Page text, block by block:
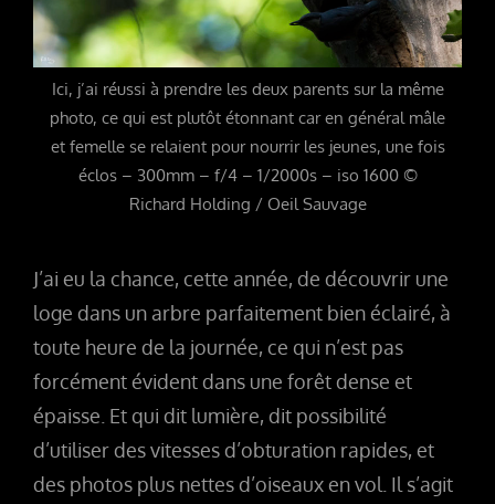
Ici, j’ai réussi à prendre les deux parents sur la même
photo, ce qui est plutôt étonnant car en général mâle
et femelle se relaient pour nourrir les jeunes, une fois
éclos – 300mm – f/4 – 1/2000s – iso 1600 ©
Richard Holding / Oeil Sauvage
J’ai eu la chance, cette année, de découvrir une
loge dans un arbre parfaitement bien éclairé, à
toute heure de la journée, ce qui n’est pas
forcément évident dans une forêt dense et
épaisse. Et qui dit lumière, dit possibilité
d’utiliser des vitesses d’obturation rapides, et
des photos plus nettes d’oiseaux en vol. Il s’agit